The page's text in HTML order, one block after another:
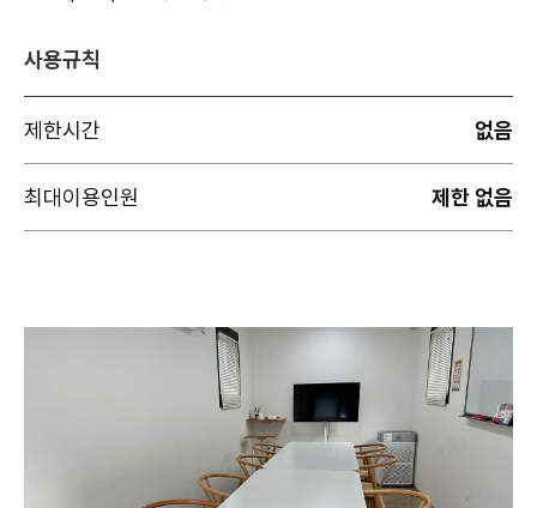
사용규칙
제한시간 없음
최대이용인원 제한 없음